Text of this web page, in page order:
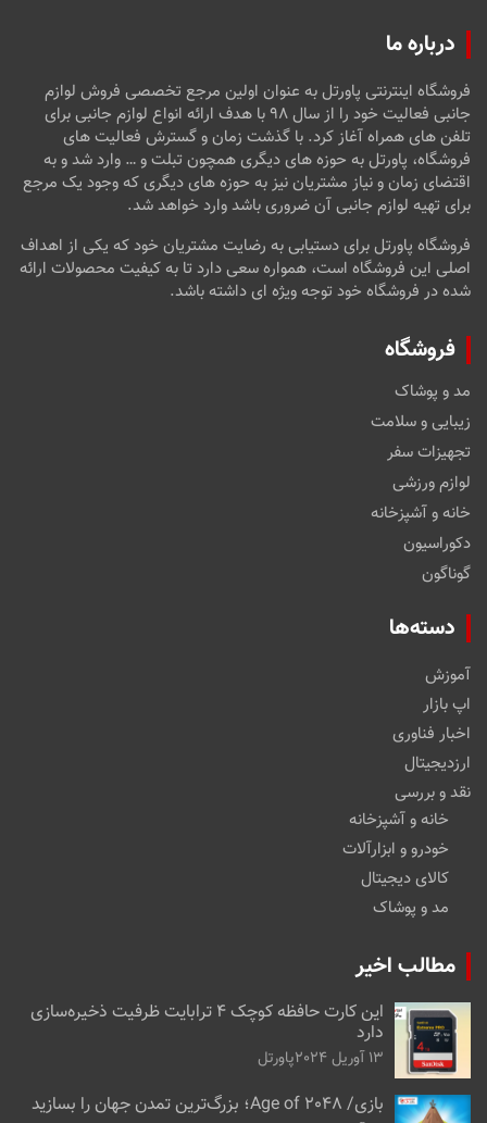
درباره ما
فروشگاه اینترنتی پاورتل به عنوان اولین مرجع تخصصی فروش لوازم
جانبی فعالیت خود را از سال ۹۸ با هدف ارائه انواع لوازم جانبی برای
تلفن های همراه آغاز کرد. با گذشت زمان و گسترش فعالیت های
فروشگاه، پاورتل به حوزه های دیگری همچون تبلت و … وارد شد و به
اقتضای زمان و نیاز مشتریان نیز به حوزه های دیگری که وجود یک مرجع
برای تهیه لوازم جانبی آن ضروری باشد وارد خواهد شد.
فروشگاه پاورتل برای دستیابی به رضایت مشتریان خود که یکی از اهداف
اصلی این فروشگاه است، همواره سعی دارد تا به کیفیت محصولات ارائه
شده در فروشگاه خود توجه ویژه ای داشته باشد.
فروشگاه
مد و پوشاک
زیبایی و سلامت
تجهیزات سفر
لوازم ورزشی
خانه و آشپزخانه
دکوراسیون
گوناگون
دسته‌ها
آموزش
اپ بازار
اخبار فناوری
ارزدیجیتال
نقد و بررسی
خانه و آشپزخانه
خودرو و ابزارآلات
کالای دیجیتال
مد و پوشاک
مطالب اخیر
این کارت حافظه کوچک ۴ ترابایت ظرفیت ذخیره‌سازی
دارد
13 آوریل 2024 پاورتل
بازی/ Age of 2048؛ بزرگ‌ترین تمدن جهان را بسازید